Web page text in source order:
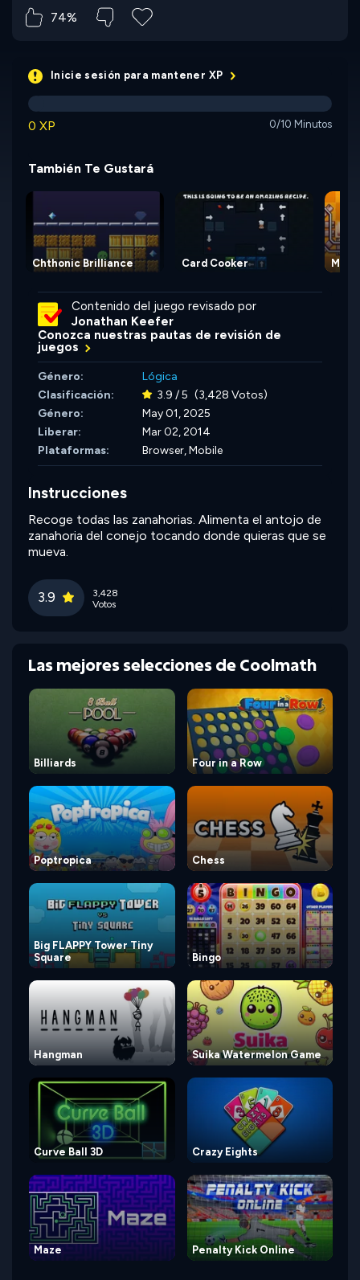
74%
Inicie sesión para mantener XP
0 XP 0/10 Minutos
También Te Gustará
Chthonic Brilliance Card Cooker
Contenido del juego revisado por
Jonathan Keefer
Conozca nuestras pautas de revisión de
juegos
Género:
Lógica
Clasificación:
3.9 / 5 (3,428 Votos)
Género:
May 01, 2025
Liberar:
Mar 02, 2014
Plataformas:
Browser, Mobile
Instrucciones
Recoge todas las zanahorias. Alimenta el antojo de
zanahoria del conejo tocando donde quieras que se
mueva.
3.9
3,428
Votos
Las mejores selecciones de Coolmath
Billiards Four in a Row
Poptropica Chess
Big FLAPPY Tower Tiny
Square
Bingo
Hangman Suika Watermelon Game
Curve Ball 3D Crazy Eights
Maze Penalty Kick Online